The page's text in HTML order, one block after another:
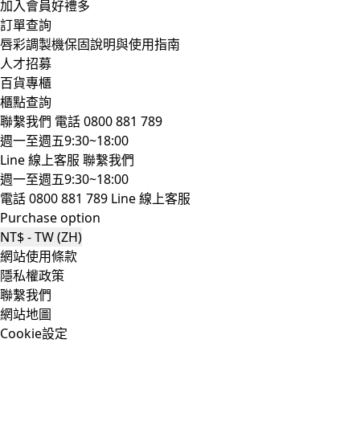
加入會員好禮多
訂單查詢
唇彩調製機保固說明與使用指南
人才招募
百貨專櫃
櫃點查詢
聯繫我們 電話 0800 881 789
週一至週五9:30~18:00
Line 線上客服 聯繫我們
週一至週五9:30~18:00
電話 0800 881 789 Line 線上客服
Purchase option
NT$ - TW (ZH)
網站使用條款
隱私權政策
聯繫我們
網站地圖
Cookie設定